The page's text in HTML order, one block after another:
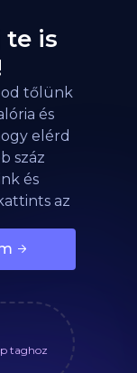
te is
tőlünk
és
elérd
száz
és
az
taghoz